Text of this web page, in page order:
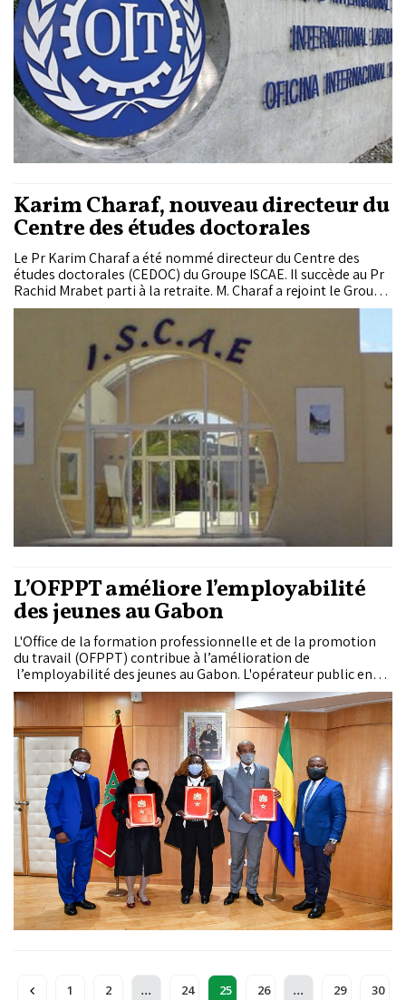
Karim Charaf, nouveau directeur du
Centre des études doctorales
Le Pr Karim Charaf a été nommé directeur du Centre des
études doctorales (CEDOC) du Groupe ISCAE. Il succède au Pr
Rachid Mrabet parti à la retraite. M. Charaf a rejoint le Groupe
ISCAE en tant qu’enseignant-chercheur en 2011, après son
expérience en tant que professeur permanent au sein de
Burgundy School Of Business. Titulaire d’un Doctorat en
contrôle de gestion à l’Université Nice Sophia Antipolis en
2009, le Pr Karim Charaf est l’auteur de plusieurs articles,
ouvrages et communications scientifiques sur la performance
globale, l’adoption et la mise en œuvre des innovations
managériales (Balanced Scorecard, Activity-Based Costing,
etc.) et la comptabilité de...
L’OFPPT améliore l’employabilité
des jeunes au Gabon
L'Office de la formation professionnelle et de la promotion
du travail (OFPPT) contribue à l’amélioration de
l’employabilité des jeunes au Gabon. L'opérateur public en
formation professionnelle a, en effet, signé, le 20 janvier
2021, une convention de maitrise d’ouvrage...
1 2 ... 24 25 26 ... 29 30